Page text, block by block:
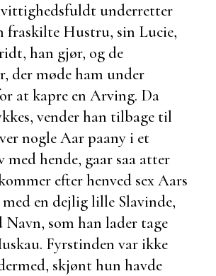
underretter
fraskilte Hustru, sin Lucie,
han gjør, og de
der møde ham under
at kapre en Arving. Da
vender han tilbage til
nogle Aar paany i et
hende, gaar saa atter
efter henved sex Aars
en dejlig lille Slavinde,
Navn, som han lader tage
. Fyrstinden var ikke
skjønt hun havde